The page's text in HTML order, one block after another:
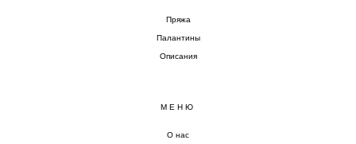
Пряжа
Палантины
Описания
МЕНЮ
О нас